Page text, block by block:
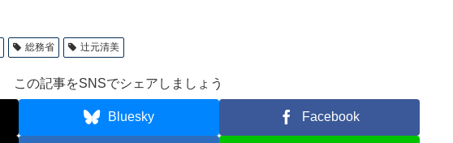
総務省 辻元清美
この記事をSNSでシェアしましょう
Bluesky Facebook